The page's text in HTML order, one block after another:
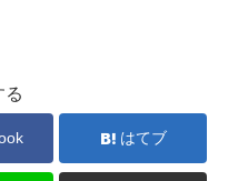
る
はてブ